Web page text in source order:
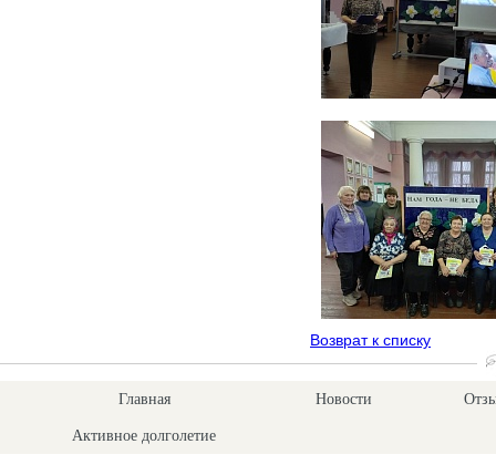
Возврат к списку
Главная Новости
Активное долголетие